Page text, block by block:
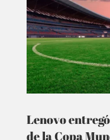
Lenovo
de la Copa